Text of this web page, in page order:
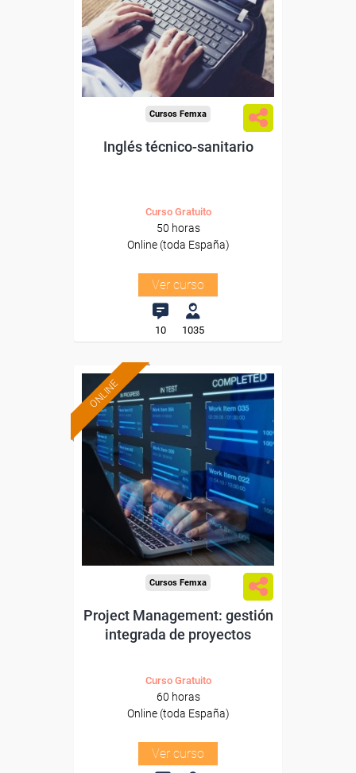
trabajadores y autónomos.
Sector
-Transporte y Logística.
Cursos Femxa
Inglés técnico-sanitario
Curso Gratuito
50 horas
Online (toda España)
Ver curso
10 1035
ONLINE
Formación 100%
subvencionada.
Para desempleados,
trabajadores y autónomos.
Sector
-Servicios a las Empresas.
Cursos Femxa
Project Management: gestión
integrada de proyectos
Curso Gratuito
60 horas
Online (toda España)
Ver curso